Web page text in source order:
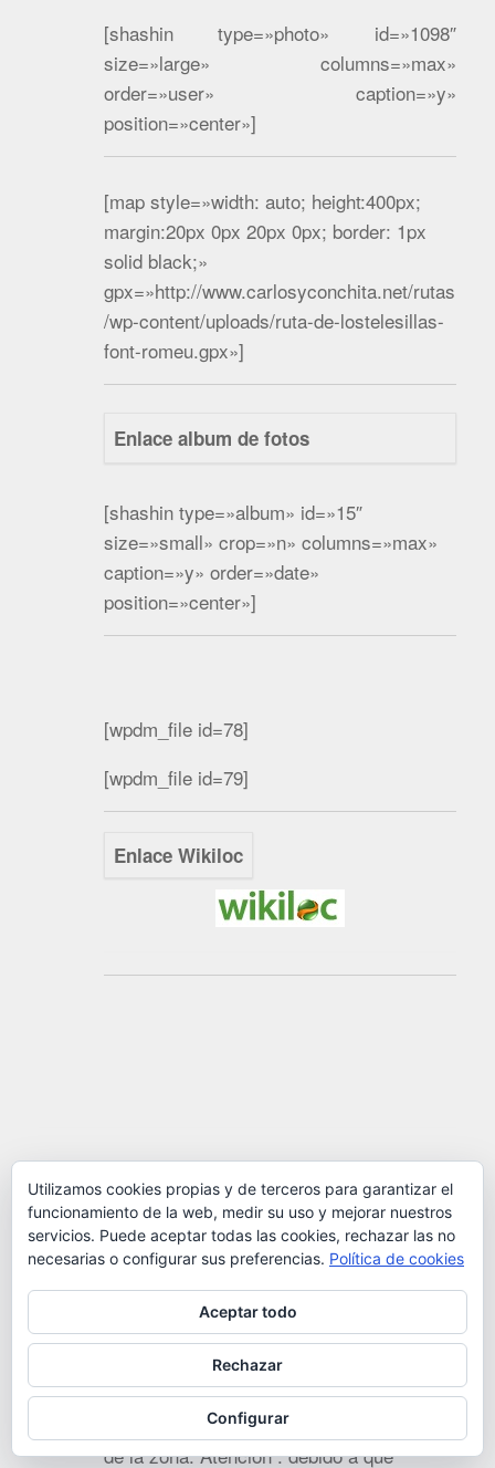
[shashin type=»photo» id=»1098″
size=»large» columns=»max»
order=»user» caption=»y»
position=»center»]
[map style=»width: auto; height:400px;
margin:20px 0px 20px 0px; border: 1px
solid black;»
gpx=»http://www.carlosyconchita.net/rutas
/wp-content/uploads/ruta-de-lostelesillas-
font-romeu.gpx»]
Enlace album de fotos
[shashin type=»album» id=»15″
size=»small» crop=»n» columns=»max»
caption=»y» order=»date»
position=»center»]
[wpdm_file id=78]
[wpdm_file id=79]
Enlace Wikiloc
14-04-2013 – Pla de la Calme –
Pic dels Moros (100 Cims)
(raquetas)
Dificultad : Fácil Recorrido : 9’910 km.
Desnivel : 320 m. Alturas : 1.988 /
2.135 Excursión con raquetas para llegar
al Pic dels Moros desde el parking de La
Calme (Font Romeu) , con bonitas vistas
de la zona. Atención : debido a que
Utilizamos cookies propias y de terceros para garantizar el
funcionamiento de la web, medir su uso y mejorar nuestros
servicios. Puede aceptar todas las cookies, rechazar las no
necesarias o configurar sus preferencias. Política de cookies
Aceptar todo
Rechazar
Configurar